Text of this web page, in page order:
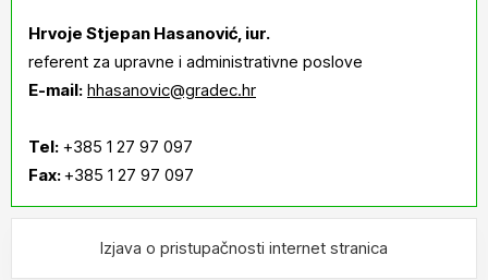
Hrvoje Stjepan Hasanović, iur.
referent za upravne i administrativne poslove
E-mail: hhasanovic@gradec.hr
Tel: +385 1 27 97 097
Fax:+385 1 27 97 097
Izjava o pristupačnosti internet stranica